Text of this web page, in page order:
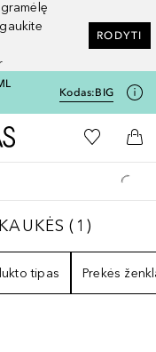
RODYTI
Kodas:BIG
Į Douglas pagrindinį
Į mano
Į
KAUKĖS 1
( 1 )
tipas Prekės